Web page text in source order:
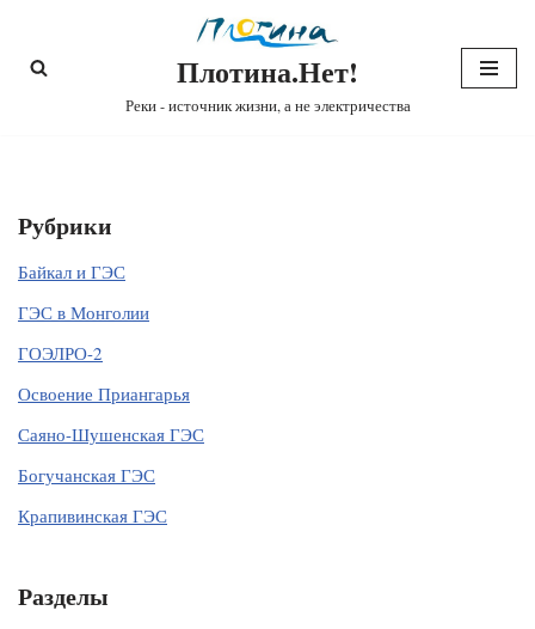
Перейти
Плотина.Нет!
Реки - источник жизни, а не электричества
Рубрики
Байкал и ГЭС
ГЭС в Монголии
ГОЭЛРО-2
Освоение Приангарья
Саяно-Шушенская ГЭС
Богучанская ГЭС
Крапивинская ГЭС
Разделы